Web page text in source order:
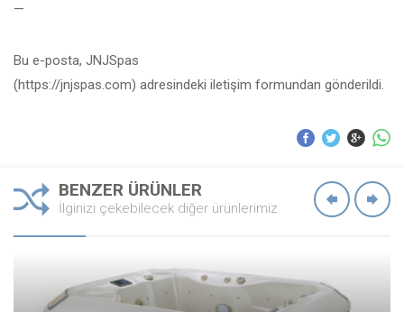
—
Bu e-posta, JNJSpas
(https://jnjspas.com) adresindeki iletişim formundan gönderildi.
BENZER ÜRÜNLER
İlginizi çekebilecek diğer ürünlerimiz